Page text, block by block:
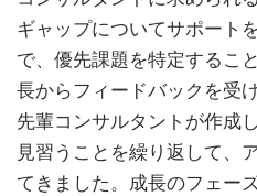
ギャップについてサポート
で、優先課題を特定するこ
長からフィードバックを受
先輩コンサルタントが作成
見習うことを繰り返して、
てきました。成長のフェー